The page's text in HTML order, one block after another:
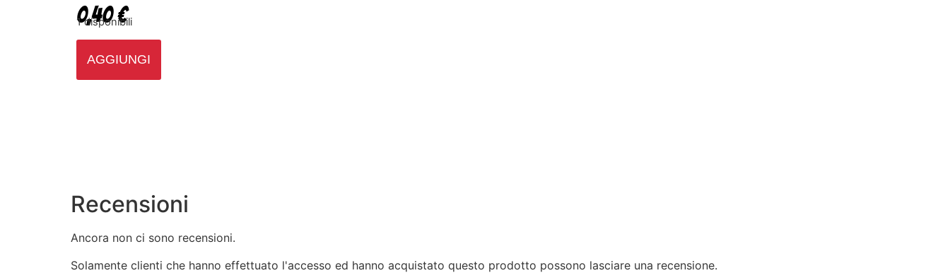
0,40€
1 disponibili
AGGIUNGI
Recensioni
Ancora non ci sono recensioni.
Solamente clienti che hanno effettuato l'accesso ed hanno acquistato questo prodotto possono lasciare una recensione.